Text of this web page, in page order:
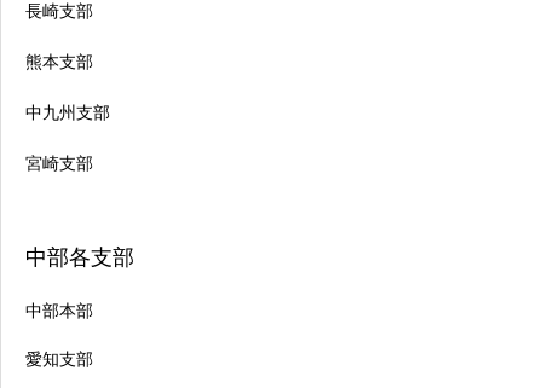
長崎支部
熊本支部
中九州支部
宮崎支部
中部各支部
中部本部
愛知支部